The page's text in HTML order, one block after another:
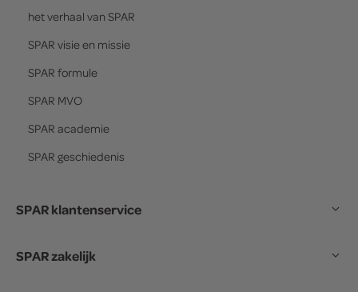
het verhaal van SPAR
SPAR visie en missie
SPAR formule
SPAR MVO
SPAR academie
SPAR geschiedenis
SPAR klantenservice
SPAR zakelijk